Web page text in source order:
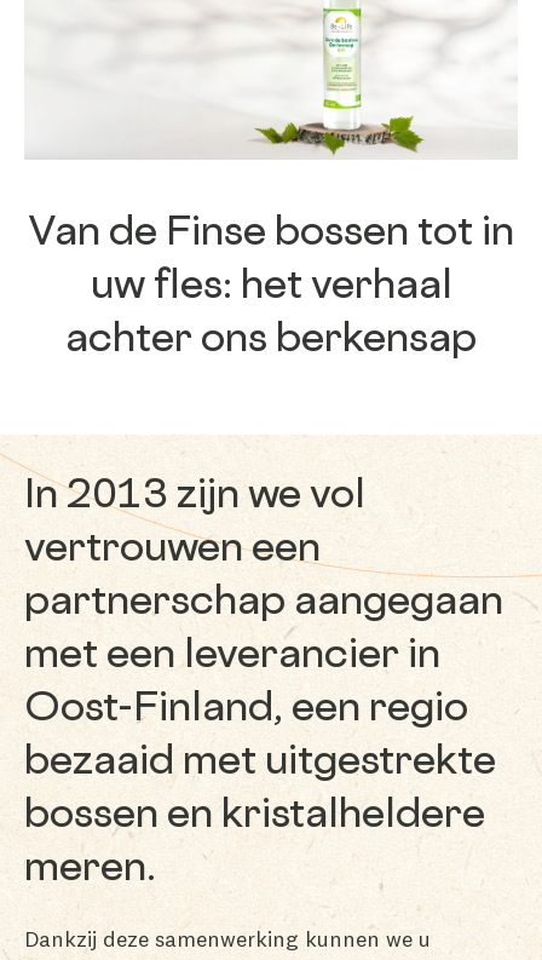
Van de Finse bossen tot in
uw fles: het verhaal
achter ons berkensap
In 2013 zijn we vol
vertrouwen een
partnerschap aangegaan
met een leverancier in
Oost-Finland, een regio
bezaaid met uitgestrekte
bossen en kristalheldere
meren.
Dankzij deze samenwerking kunnen we u